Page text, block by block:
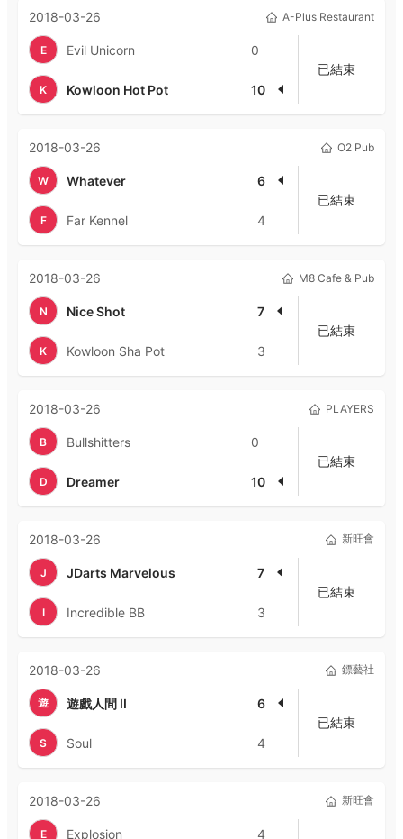
2018-03-26 A-Plus Restaurant
E Evil Unicorn 0
K Kowloon Hot Pot 10
已結束
2018-03-26 O2 Pub
W Whatever 6
F Far Kennel 4
已結束
2018-03-26 M8 Cafe & Pub
N Nice Shot 7
K Kowloon Sha Pot 3
已結束
2018-03-26 PLAYERS
B Bullshitters 0
D Dreamer 10
已結束
2018-03-26 新旺會
J JDarts Marvelous 7
I Incredible BB 3
已結束
2018-03-26 鏢藝社
遊 遊戲人間 II 6
S Soul 4
已結束
2018-03-26 新旺會
E Explosion 4